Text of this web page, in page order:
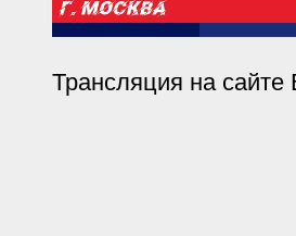
Трансляция на